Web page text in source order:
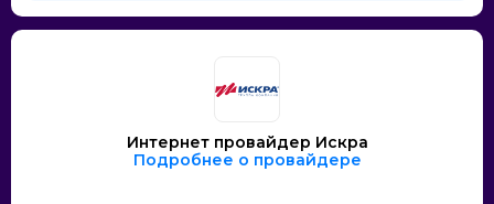
Интернет провайдер Искра
Подробнее о провайдере